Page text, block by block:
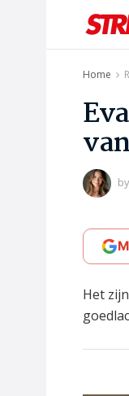
Home
by
Het